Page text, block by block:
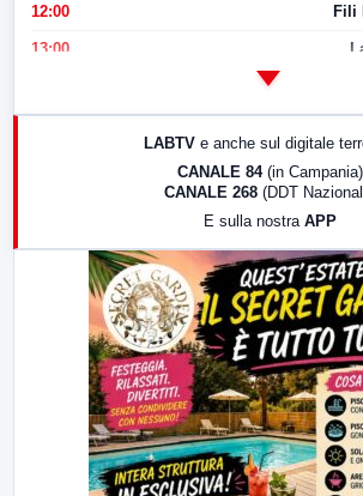
12:00 Fili
13:00
LABTV e anche sul digitale
CANALE 84 (in Campania)
CANALE 268 (DDT
E sulla nostra APP